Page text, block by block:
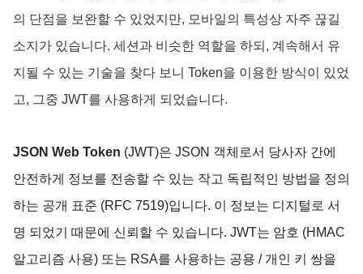
의 단점을 보완할 수 있었지만, 모바일의 특성상 자주 끊길
소지가 있습니다. 세션과 비슷한 역할을 하되, 계속해서 유
지될 수 있는 기술을 찾다 보니 Token을 이용한 방식이 있었
고, 그중 JWT를 사용하게 되었습니다.
JSON Web Token (JWT)은 JSON 객체로서 당사자 간에
안전하게 정보를 전송할 수 있는 작고 독립적인 방법을 정의
하는 공개 표준 (RFC 7519)입니다. 이 정보는 디지털로 서
명 되었기 때문에 신뢰할 수 있습니다. JWT는 암호 (HMAC
알고리즘 사용) 또는 RSA를 사용하는 공용 / 개인 키 쌍을